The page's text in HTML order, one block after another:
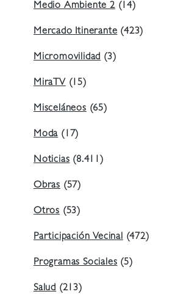
Medio Ambiente 2(14)
Mercado Itinerante (423)
Micromovilidad (3)
MiraTV (15)
Misceláneos (65)
Moda (17)
Noticias (8.411)
Obras (57)
Otros (53)
Participación Vecinal (472)
Programas Sociales (5)
Salud (213)